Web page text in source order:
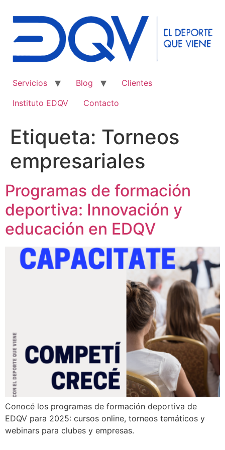
Servicios Blog
Clientes
Instituto EDQV
Contacto
Etiqueta: Torneos
empresariales
Programas de formación
deportiva: Innovación y
educación en EDQV
Conocé los programas de formación deportiva de
EDQV para 2025: cursos online, torneos temáticos y
webinars para clubes y empresas.